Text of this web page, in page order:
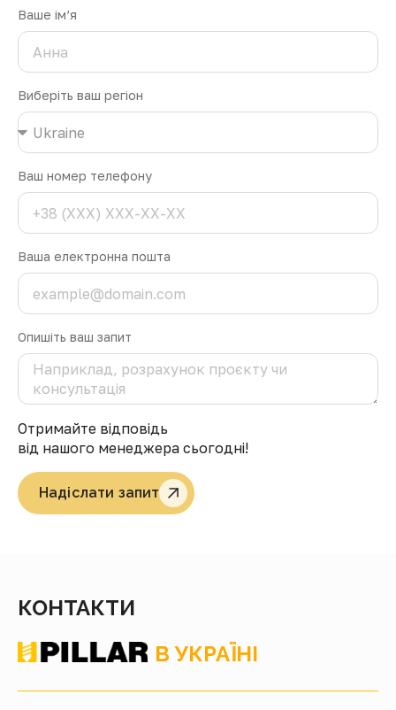
Ваше ім’я
Виберіть ваш регіон
Ваш номер телефону
Ваша електронна пошта
Опишіть ваш запит
Отримайте відповідь
від нашого менеджера сьогодні!
Надіслати запит
КОНТАКТИ
В УКРАЇНІ